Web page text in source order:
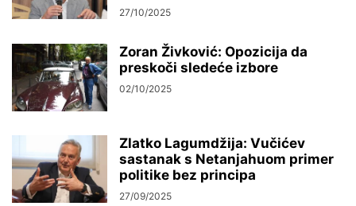
27/10/2025
Zoran Živković: Opozicija da
preskoči sledeće izbore
02/10/2025
Zlatko Lagumdžija: Vučićev
sastanak s Netanjahuom primer
politike bez principa
27/09/2025